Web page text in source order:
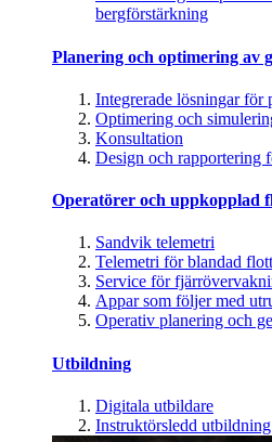
bergförstärkning
Planering och optimering av
Integrerade lösningar
Optimering och
Konsultation
Design och rapportering
Operatörer och uppkopplad
Sandvik telemetri
Telemetri för blandad
Service för
Appar som följer med
Operativ planering och
Utbildning
Digitala utbildare
Instruktörsledd utbildning